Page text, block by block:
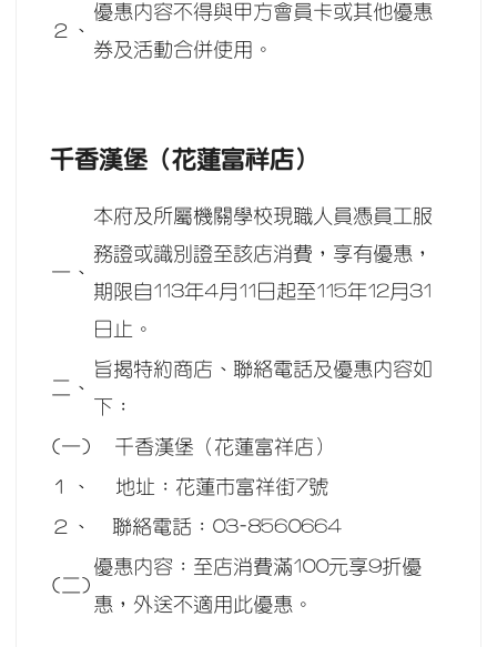
２、
優惠內容不得與甲方會員卡或其他優惠
券及活動合併使用。
千香漢堡（花蓮富祥店）
一、
本府及所屬機關學校現職人員憑員工服
務證或識別證至該店消費，享有優惠，
期限自113年4月11日起至115年12月31
日止。
二、
旨揭特約商店、聯絡電話及優惠內容如
下：
(一)
千香漢堡（花蓮富祥店）
１、
地址：花蓮市富祥街7號
２、
聯絡電話：03-8560664
(二)
優惠內容：至店消費滿100元享9折優
惠，外送不適用此優惠。